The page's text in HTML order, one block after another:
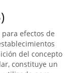
efectos de
del concepto
constituye un